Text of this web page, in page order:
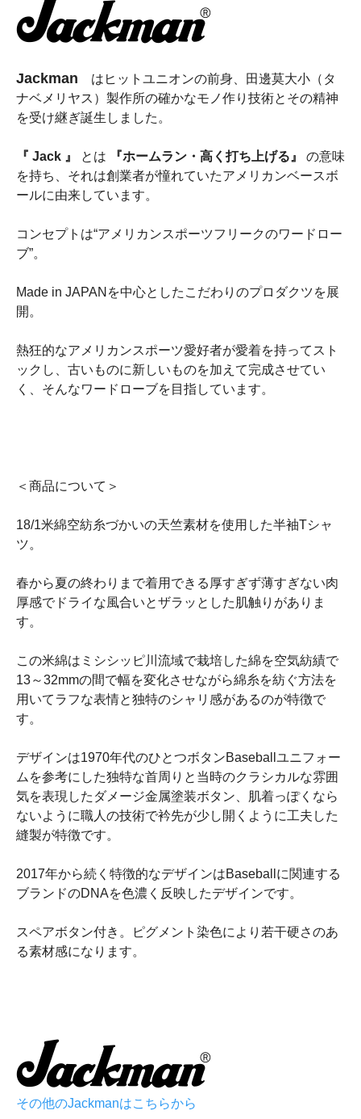
Jackman はヒットユニオンの前身、田邊莫大小（タ
ナベメリヤス）製作所の確かなモノ作り技術とその精神
を受け継ぎ誕生しました。
『 Jack 』 とは 『ホームラン・高く打ち上げる』
の意味
を持ち、それは創業者が憧れていたアメリカンベースボ
ールに由来しています。
コンセプトは“アメリカンスポーツフリークのワードロー
ブ”。
Made in JAPANを中心としたこだわりのプロダクツを展
開。
熱狂的なアメリカンスポーツ愛好者が愛着を持ってスト
ックし、古いものに新しいものを加えて完成させてい
く、そんなワードローブを目指しています。
＜商品について＞
18/1米綿空紡糸づかいの天竺素材を使用した半袖Tシャ
ツ。
春から夏の終わりまで着用できる厚すぎず薄すぎない肉
厚感でドライな風合いとザラッとした肌触りがありま
す。
この米綿はミシシッピ川流域で栽培した綿を空気紡績で
13～32mmの間で幅を変化させながら綿糸を紡ぐ方法を
用いてラフな表情と独特のシャリ感があるのが特徴で
す。
デザインは1970年代のひとつボタンBaseballユニフォー
ムを参考にした独特な首周りと当時のクラシカルな雰囲
気を表現したダメージ金属塗装ボタン、肌着っぽくなら
ないように職人の技術で衿先が少し開くように工夫した
縫製が特徴です。
2017年から続く特徴的なデザインはBaseballに関連する
ブランドのDNAを色濃く反映したデザインです。
スペアボタン付き。ピグメント染色により若干硬さのあ
る素材感になります。
その他のJackmanはこちらから